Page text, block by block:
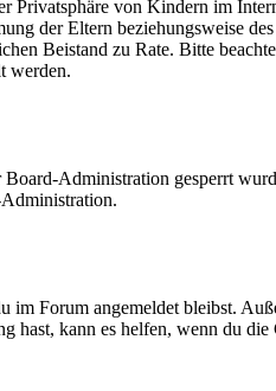
von Kindern im
der Eltern beziehungsweise
Beistand zu Rate. Bitte
werden.
Administration gesperrt
Forum angemeldet bleibst.
hast, kann es helfen, wenn du die